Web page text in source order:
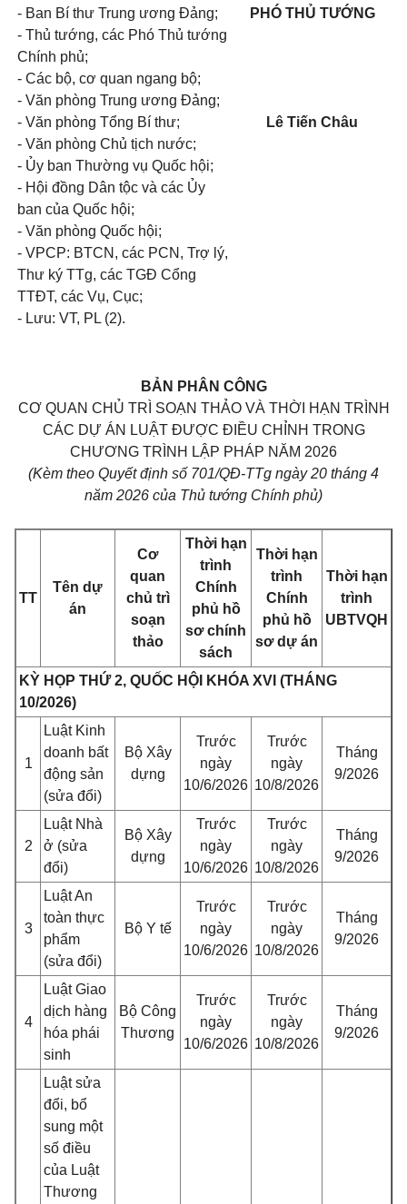
- Ban Bí thư Trung ương Đảng;
- Thủ tướng, các Phó Thủ tướng
Chính phủ;
- Các bộ, cơ quan ngang bộ;
- Văn phòng Trung ương Đảng;
- Văn phòng Tổng Bí thư;
- Văn phòng Chủ tịch nước;
- Ủy ban Thường vụ Quốc hội;
- Hội đồng Dân tộc và các Ủy
ban của Quốc hội;
- Văn phòng Quốc hội;
- VPCP: BTCN, các PCN, Trợ lý,
Thư ký TTg, các TGĐ Cổng
TTĐT, các Vụ, Cục;
- Lưu: VT, PL (2).
PHÓ THỦ TƯỚNG
Lê Tiến Châu
BẢN PHÂN CÔNG
CƠ QUAN CHỦ TRÌ SOẠN THẢO VÀ THỜI HẠN TRÌNH
CÁC DỰ ÁN LUẬT ĐƯỢC ĐIỀU CHỈNH TRONG
CHƯƠNG TRÌNH LẬP PHÁP NĂM 2026
(Kèm theo Quyết định số 701/QĐ-TTg ngày 20 tháng 4
năm 2026 của Thủ tướng Chính phủ)
TT
Tên dự
án
Cơ
quan
chủ trì
soạn
thảo
Thời hạn
trình
Chính
phủ hồ
sơ chính
sách
Thời hạn
trình
Chính
phủ hồ
sơ dự án
Thời hạn
trình
UBTVQH
KỲ HỌP THỨ 2, QUỐC HỘI KHÓA XVI (THÁNG
10/2026)
1
Luật Kinh
doanh bất
động sản
(sửa đổi)
Bộ Xây
dựng
Trước
ngày
10/6/2026
Trước
ngày
10/8/2026
Tháng
9/2026
2
Luật Nhà
ở (sửa
đổi)
Bộ Xây
dựng
Trước
ngày
10/6/2026
Trước
ngày
10/8/2026
Tháng
9/2026
3
Luật An
toàn thực
phẩm
(sửa đổi)
Bộ Y tế
Trước
ngày
10/6/2026
Trước
ngày
10/8/2026
Tháng
9/2026
4
Luật Giao
dịch hàng
hóa phái
sinh
Bộ Công
Thương
Trước
ngày
10/6/2026
Trước
ngày
10/8/2026
Tháng
9/2026
Luật sửa
đổi, bổ
sung một
số điều
của Luật
Thương